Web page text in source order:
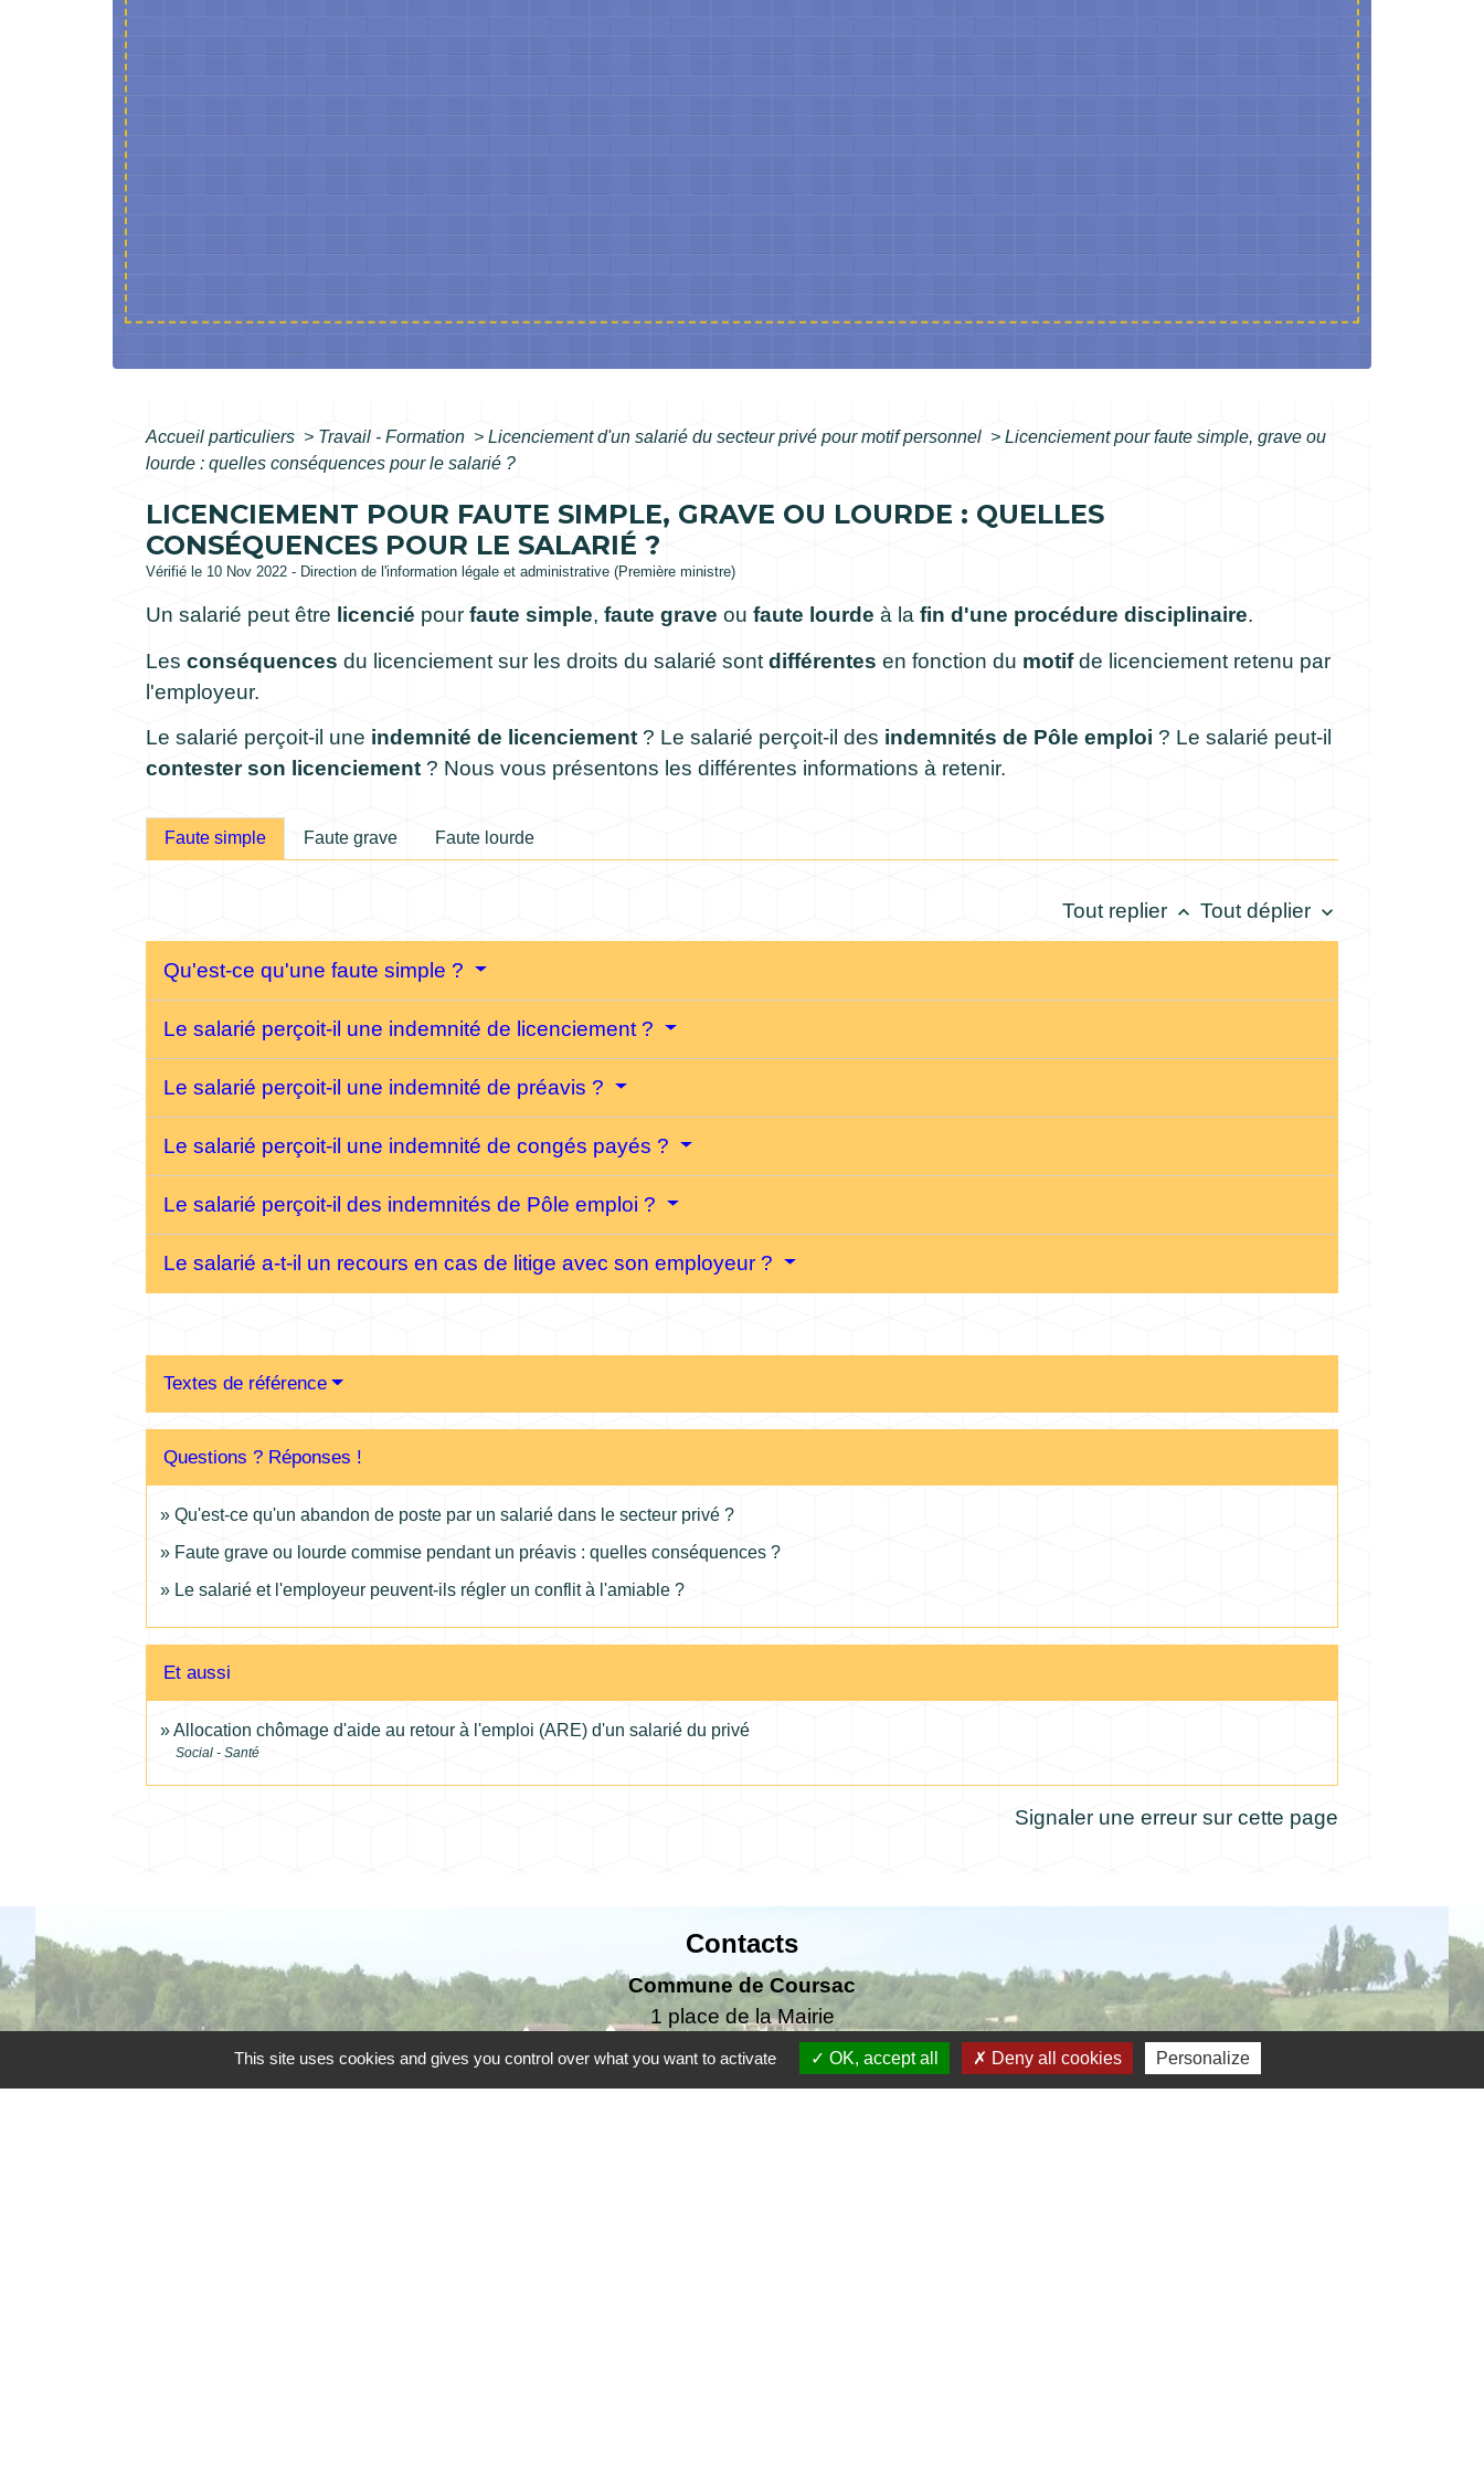
Accueil particuliers > Travail - Formation > Licenciement d'un salarié du secteur privé pour motif personnel > Licenciement pour faute simple, grave ou
lourde : quelles conséquences pour le salarié ?
LICENCIEMENT POUR FAUTE SIMPLE, GRAVE OU LOURDE : QUELLES
CONSÉQUENCES POUR LE SALARIÉ ?
Vérifié le 10 Nov 2022 - Direction de l'information légale et administrative (Première ministre)
Un salarié peut être licencié pour faute simple, faute grave ou faute lourde à la fin d'une procédure disciplinaire.
Les conséquences du licenciement sur les droits du salarié sont différentes en fonction du motifde licenciement retenu par
l'employeur.
Le salarié perçoit-il une indemnité de licenciement ? Le salarié perçoit-il des indemnités de Pôle emploi ? Le salarié peut-il
contester son licenciement? Nous vous présentons les différentes informations à retenir.
Faute simple Faute grave Faute lourde
Tout replier keyboard_arrow_up Tout déplier keyboard_arrow_down
Qu'est-ce qu'une faute simple ?
Le salarié perçoit-il une indemnité de licenciement ?
Le salarié perçoit-il une indemnité de préavis ?
Le salarié perçoit-il une indemnité de congés payés ?
Le salarié perçoit-il des indemnités de Pôle emploi ?
Le salarié a-t-il un recours en cas de litige avec son employeur ?
Textes de référence
Questions ? Réponses !
Qu'est-ce qu'un abandon de poste par un salarié dans le secteur privé ?
Faute grave ou lourde commise pendant un préavis : quelles conséquences ?
Le salarié et l'employeur peuvent-ils régler un conflit à l'amiable ?
Et aussi
Allocation chômage d'aide au retour à l'emploi (ARE) d'un salarié du privé
Social - Santé
Signaler une erreur sur cette page
Contacts
Commune de Coursac
1 place de la Mairie
24430 Coursac - FRANCE
+33 5 53 54 61 61
This site uses cookies and gives you control over what you want to activate OK, accept all Deny all cookies Personalize